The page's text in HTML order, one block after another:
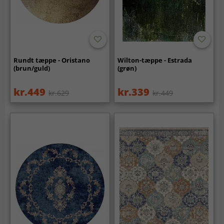
Rundt tæppe - Oristano
(brun/guld)
kr.449 kr.629
Wilton-tæppe - Estrada
(grøn)
kr.339 kr.449